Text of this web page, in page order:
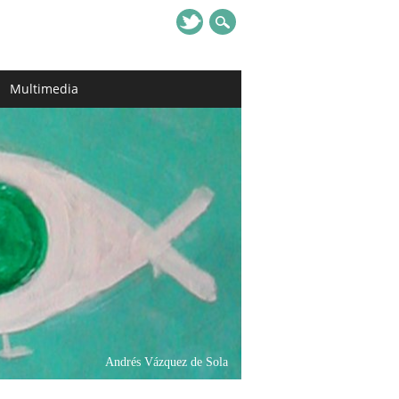
Multimedia
Andrés Vázquez de Sola